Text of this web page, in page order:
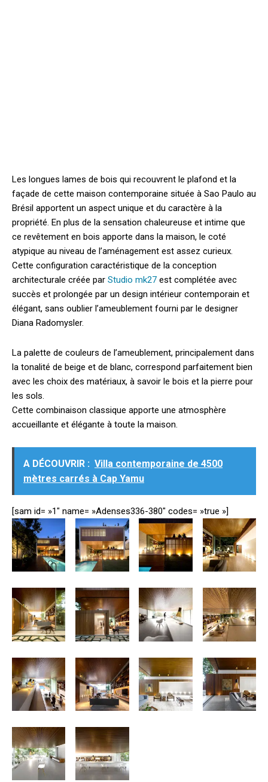
Les longues lames de bois qui recouvrent le plafond et la
façade de cette maison contemporaine située à Sao Paulo au
Brésil apportent un aspect unique et du caractère à la
propriété. En plus de la sensation chaleureuse et intime que
ce revêtement en bois apporte dans la maison, le coté
atypique au niveau de l’aménagement est assez curieux.
Cette configuration caractéristique de la conception
architecturale créée par Studio mk27 est complétée avec
succès et prolongée par un design intérieur contemporain et
élégant, sans oublier l’ameublement fourni par le designer
Diana Radomysler.
La palette de couleurs de l’ameublement, principalement dans
la tonalité de beige et de blanc, correspond parfaitement bien
avec les choix des matériaux, à savoir le bois et la pierre pour
les sols.
Cette combinaison classique apporte une atmosphère
accueillante et élégante à toute la maison.
A DÉCOUVRIR : Villa contemporaine de 4500
mètres carrés à Cap Yamu
[sam id= »1″ name= »Adenses336-380″ codes= »true »]